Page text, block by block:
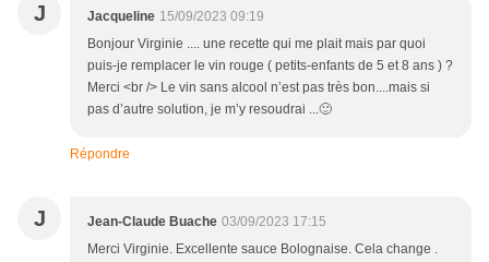
J Jacqueline 15/09/2023 09:19
Bonjour Virginie .... une recette qui me plait mais par quoi
puis-je remplacer le vin rouge ( petits-enfants de 5 et 8 ans ) ?
Merci <br /> Le vin sans alcool n’est pas très bon....mais si
pas d’autre solution, je m’y resoudrai ...🙂
Répondre
J Jean-Claude Buache 03/09/2023 17:15
Merci Virginie. Excellente sauce Bolognaise. Cela change .